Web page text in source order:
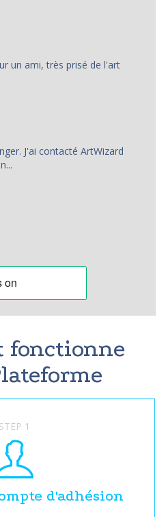
un ami, très prisé de l'art
J'ai contacté ArtWizard
fonctionne
STEP 1
d'adhésion